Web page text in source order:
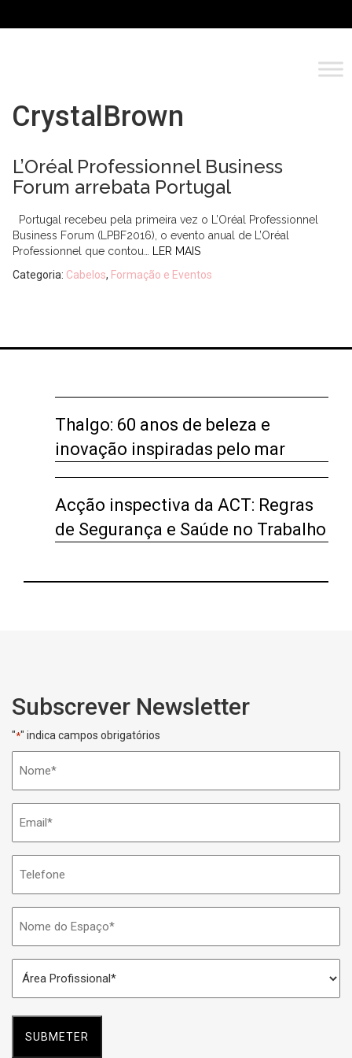
CrystalBrown
L’Oréal Professionnel Business
Forum arrebata Portugal
Portugal recebeu pela primeira vez o L’Oréal Professionnel
Business Forum (LPBF2016), o evento anual de L’Oréal
Professionnel que contou…
LER MAIS
Categoria: Cabelos, Formação e Eventos
Thalgo: 60 anos de beleza e
inovação inspiradas pelo mar
Acção inspectiva da ACT: Regras
de Segurança e Saúde no Trabalho
Subscrever Newsletter
"*" indica campos obrigatórios
do
Espaço
Profissional
*